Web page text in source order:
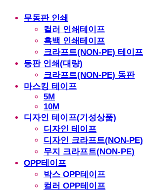
무동판 인쇄
컬러 인쇄테이프
흑백 인쇄테이프
크라프트(NON-PE) 테이프
동판 인쇄(대량)
크라프트(NON-PE) 동판
마스킹 테이프
5M
10M
디자인 테이프(기성상품)
디자인 테이프
디자인 크라프트(NON-PE)
무지 크라프트(NON-PE)
OPP테이프
박스 OPP테이프
컬러 OPP테이프